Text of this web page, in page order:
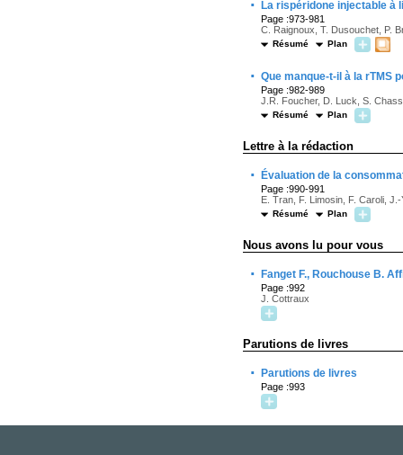
· La rispéridone injectable à
Page :973-981
C. Raignoux, T. Dusouchet, P.
Résumé Plan
· Que manque-t-il à la rTMS
Page :982-989
J.R. Foucher, D. Luck, S.
Résumé Plan
Lettre à la rédaction
· Évaluation de la
Page :990-991
E. Tran, F. Limosin, F. Caroli,
Résumé Plan
Nous avons lu pour vous
· Fanget F., Rouchouse B.
Page :992
J. Cottraux
Parutions de livres
· Parutions de livres
Page :993